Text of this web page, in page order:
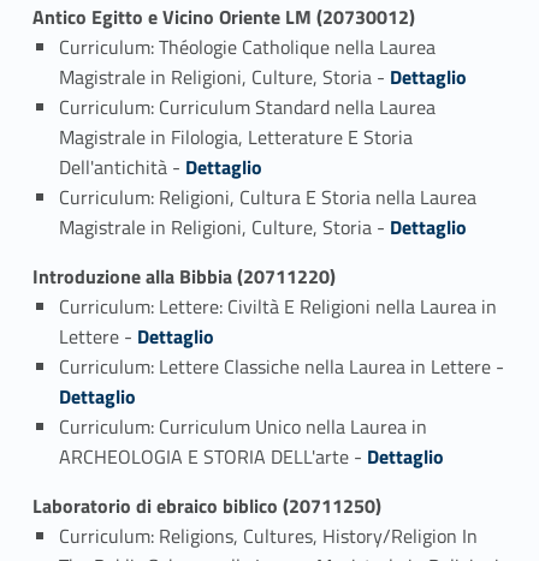
Antico Egitto e Vicino Oriente LM (20730012)
Curriculum: Théologie Catholique nella Laurea
Magistrale in Religioni, Culture, Storia - Link identifier #identifier_person_82330-1
Dettaglio
Curriculum: Curriculum Standard nella Laurea
Magistrale in Filologia, Letterature E Storia
Dell'antichità - Link identifier #identifier_person_62817-2
Dettaglio
Curriculum: Religioni, Cultura E Storia nella Laurea
Magistrale in Religioni, Culture, Storia - Link identifier #identifier_person_93802-3
Dettaglio
Introduzione alla Bibbia (20711220)
Curriculum: Lettere: Civiltà E Religioni nella Laurea in
Lettere - Link identifier #identifier_person_105673-1
Dettaglio
Curriculum: Lettere Classiche nella Laurea in Lettere -
Link identifier #identifier_person_89471-2
Dettaglio
Curriculum: Curriculum Unico nella Laurea in
ARCHEOLOGIA E STORIA DELL'arte - Link identifier #identifier_person_2654-3
Dettaglio
Laboratorio di ebraico biblico (20711250)
Curriculum: Religions, Cultures, History/Religion In